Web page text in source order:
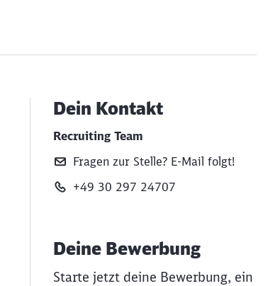
Dein Kontakt
Recruiting Team
Fragen zur Stelle? E‑Mail folgt!
+49 30 297 24707
Deine Bewerbung
Starte jetzt deine Bewerbung, ein